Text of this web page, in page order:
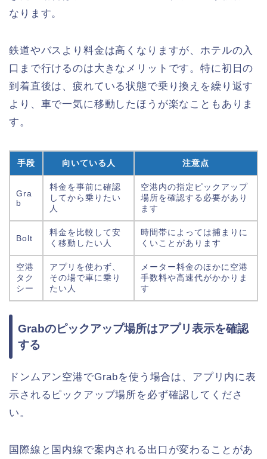
なります。
鉄道やバスより料金は高くなりますが、ホテルの入
口まで行けるのは大きなメリットです。特に初日の
到着直後は、疲れている状態で乗り換えを繰り返す
より、車で一気に移動したほうが楽なこともありま
す。
手段 向いている人 注意点
Gra
b
料金を事前に確認
してから乗りたい
人
空港内の指定ピックアップ
場所を確認する必要があり
ます
Bolt
料金を比較して安
く移動したい人
時間帯によっては捕まりに
くいことがあります
空港
タク
シー
アプリを使わず、
その場で車に乗り
たい人
メーター料金のほかに空港
手数料や高速代がかかりま
す
Grabのピックアップ場所はアプリ表示を確認
する
ドンムアン空港でGrabを使う場合は、アプリ内に表
示されるピックアップ場所を必ず確認してくださ
い。
国際線と国内線で案内される出口が変わることがあ